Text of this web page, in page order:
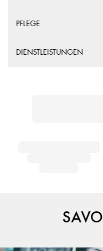
PFLEGE
DIENSTLEISTUNGEN